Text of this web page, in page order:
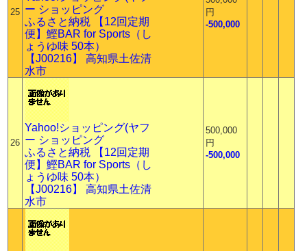
25 ー ショッピング
ふるさと納税 【12回定期
便】鰹BAR for Sports（し
ょうゆ味 50本）
【J00216】 高知県土佐清
水市
円
-500,000
26
Yahoo!ショッピング(ヤフ
ー ショッピング
ふるさと納税 【12回定期
便】鰹BAR for Sports（し
ょうゆ味 50本）
【J00216】 高知県土佐清
水市
500,000
円
-500,000